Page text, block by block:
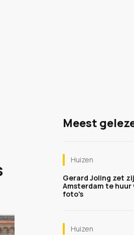
Meest
Huizen
Gerard Joling zet
Amsterdam te huur
foto's
Huizen